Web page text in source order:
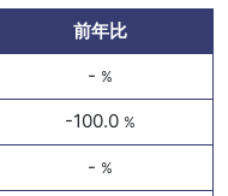
前年比
- %
-100.0 %
- %